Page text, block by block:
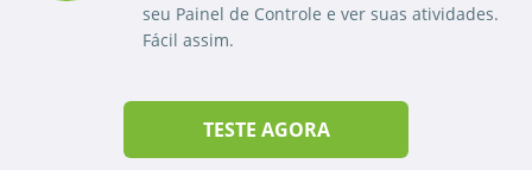
seu Painel de Controle e ver suas atividades.
Fácil assim.
TESTE AGORA